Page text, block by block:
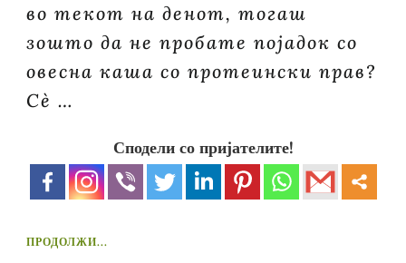
во текот на денот, тогаш
зошто да не пробате појадок со
овесна каша со протеински прав?
Сè …
Сподели со пријателите!
ПРОДОЛЖИ...